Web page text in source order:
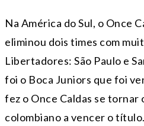
Na América do Sul, o Once
eliminou dois times com
Libertadores: São Paulo e
foi o Boca Juniors que foi
fez o Once Caldas se tornar
colombiano a vencer o título.